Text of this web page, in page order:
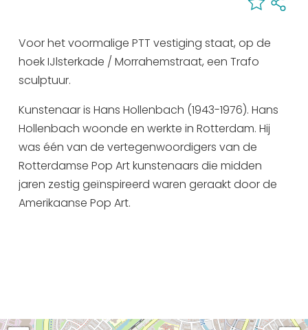
De Friese meren
Other languages
Routes
Veel bezochte pagina's:
Top 10 leuke dingen
Webcams
Voor het voormalige PTT vestiging staat, op de
hoek IJlsterkade / Morrahemstraat, een Trafo
sculptuur.
Kunstenaar is Hans Hollenbach (1943-1976). Hans
Hollenbach woonde en werkte in Rotterdam. Hij
was één van de vertegenwoordigers van de
Rotterdamse Pop Art kunstenaars die midden
jaren zestig geïnspireerd waren geraakt door de
Amerikaanse Pop Art.